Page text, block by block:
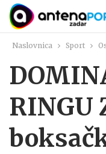
Naslovnica Sport
RINGU